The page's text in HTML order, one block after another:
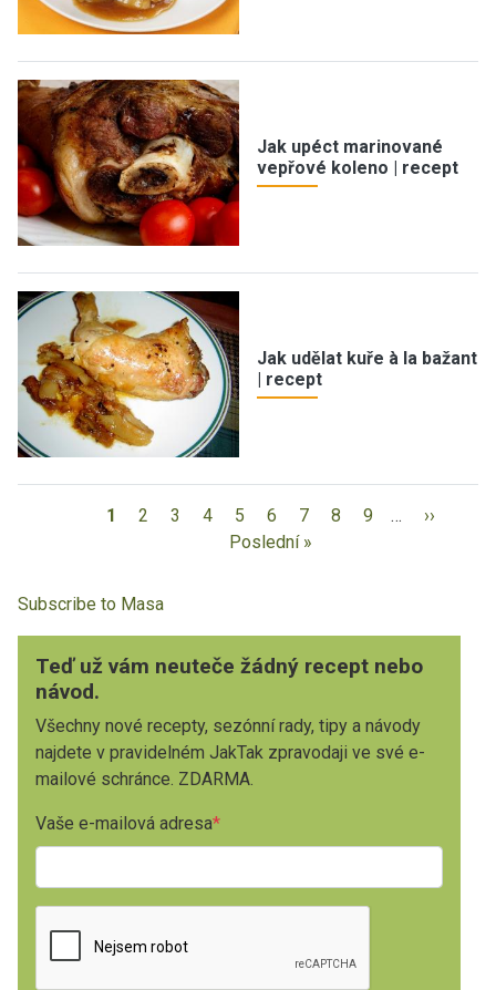
Jak upéct marinované
vepřové koleno | recept
Jak udělat kuře à la bažant
| recept
1 2 3 4 5 6 7 8 9 …
››
Poslední »
Subscribe to Masa
Teď už vám neuteče žádný recept nebo
návod.
Všechny nové recepty, sezónní rady, tipy a návody
najdete v pravidelném JakTak zpravodaji ve své e-
mailové schránce. ZDARMA.
Vaše e-mailová adresa